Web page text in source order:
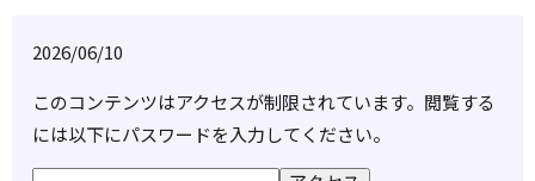
2026/06/10
このコンテンツはアクセスが制限されています。閲覧する
には以下にパスワードを入力してください。